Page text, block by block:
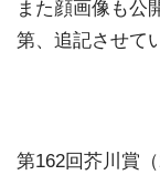
また顔画像も公
第、追記させて
第162回芥川賞